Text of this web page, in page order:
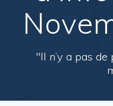
"Il n’y a pas